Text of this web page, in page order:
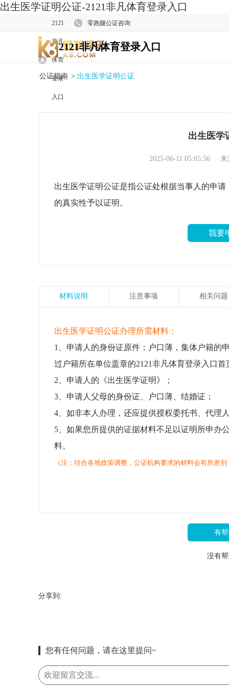
出生医学证明公证-2121非凡体育登录入口
2121
非凡
体育
登录
入口
零跑腿公证咨询
2121非凡体育登录入口
公证指南 > 出生医学证明公证
出生医学
2025-06-11 05:05:56
出生医学证明公证是指公证处根据当事人的申
的真实性予以证明。
我要
材料说明 注意事项 相关问题
出生医学证明公证办理所需材料：
1、申请人的身份证原件；户口薄，集体户籍的
过户籍所在单位盖章的2121非凡体育登录入口首
2、申请人的《出生医学证明》；
3、申请人父母的身份证、户口薄、结婚证；
4、如非本人办理，还应提供授权委托书、代理
5、如果您所提供的证据材料不足以证明所申办
料。
（注：结合各地政策调整，公证机构要求的材料会有所差
有
没有
分享到:
您有任何问题，请在这里提问~